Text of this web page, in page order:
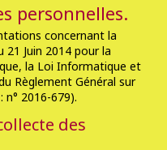
personnelles.
concernant la
Juin 2014 pour la
la Loi Informatique et
Règlement Général sur
2016-679).
des